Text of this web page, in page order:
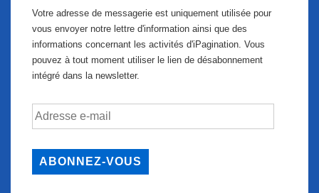
Votre adresse de messagerie est uniquement utilisée pour
vous envoyer notre lettre d'information ainsi que des
informations concernant les activités d'iPagination. Vous
pouvez à tout moment utiliser le lien de désabonnement
intégré dans la newsletter.
Adresse
ABONNEZ-VOUS